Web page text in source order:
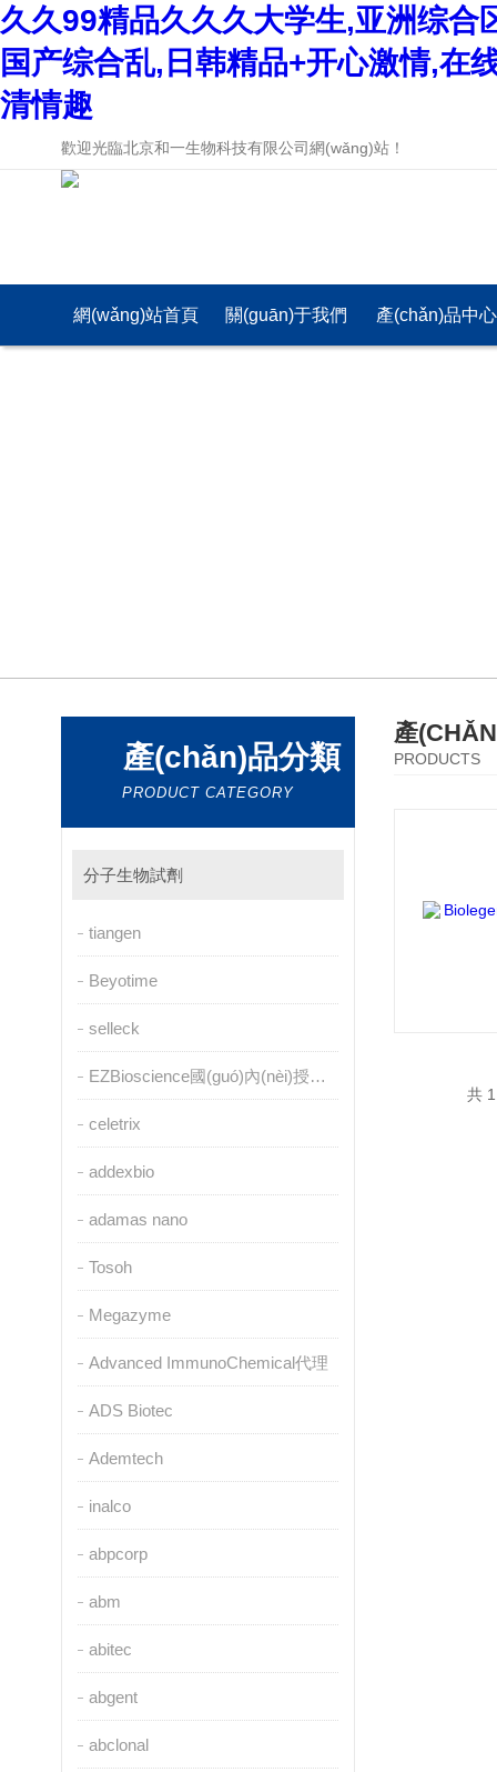
久久99精品久久久大学生,亚洲综
国产综合乱,日韩精品+开心激情,在
清情趣
歡迎光臨北京和一生物科技有限公司網(wǎng)站！
網(wǎng)站首頁 關(guān)于我們 產(chǎn)品中心
產(chǎn)品分類
PRODUCT CATEGORY
分子生物試劑
tiangen
Beyotime
selleck
EZBioscience國(guó)內(nèi)授權(quán)代理
celetrix
addexbio
adamas nano
Tosoh
Megazyme
Advanced ImmunoChemical代理
ADS Biotec
Ademtech
inalco
abpcorp
abm
abitec
abgent
abclonal
產
PRODUCTS
共